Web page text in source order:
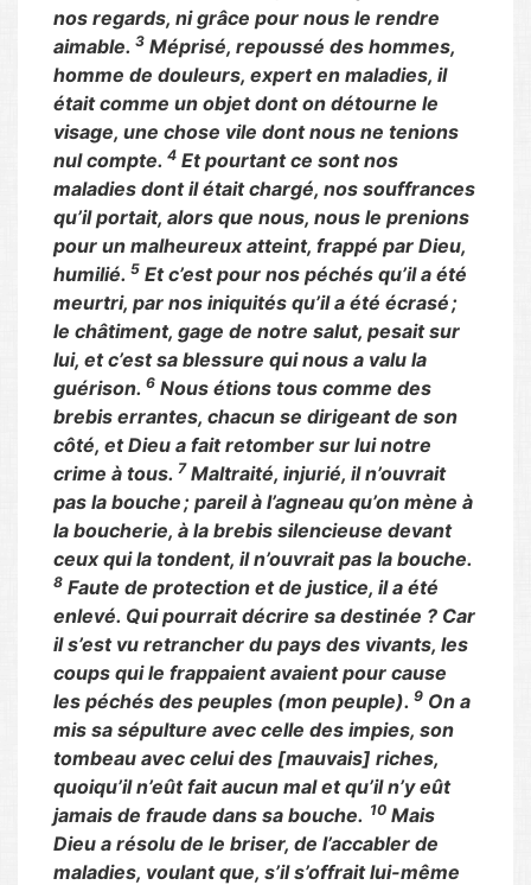
nos regards, ni grâce pour nous le rendre
aimable. 3 Méprisé, repoussé des hommes,
homme de douleurs, expert en maladies, il
était comme un objet dont on détourne le
visage, une chose vile dont nous ne tenions
nul compte. 4 Et pourtant ce sont nos
maladies dont il était chargé, nos souffrances
qu’il portait, alors que nous, nous le prenions
pour un malheureux atteint, frappé par Dieu,
humilié. 5 Et c’est pour nos péchés qu’il a été
meurtri, par nos iniquités qu’il a été écrasé ;
le châtiment, gage de notre salut, pesait sur
lui, et c’est sa blessure qui nous a valu la
guérison. 6 Nous étions tous comme des
brebis errantes, chacun se dirigeant de son
côté, et Dieu a fait retomber sur lui notre
crime à tous. 7 Maltraité, injurié, il n’ouvrait
pas la bouche ; pareil à l’agneau qu’on mène à
la boucherie, à la brebis silencieuse devant
ceux qui la tondent, il n’ouvrait pas la bouche.
8 Faute de protection et de justice, il a été
enlevé. Qui pourrait décrire sa destinée ? Car
il s’est vu retrancher du pays des vivants, les
coups qui le frappaient avaient pour cause
les péchés des peuples (mon peuple). 9 On a
mis sa sépulture avec celle des impies, son
tombeau avec celui des [mauvais] riches,
quoiqu’il n’eût fait aucun mal et qu’il n’y eût
jamais de fraude dans sa bouche. 10 Mais
Dieu a résolu de le briser, de l’accabler de
maladies, voulant que, s’il s’offrait lui-même